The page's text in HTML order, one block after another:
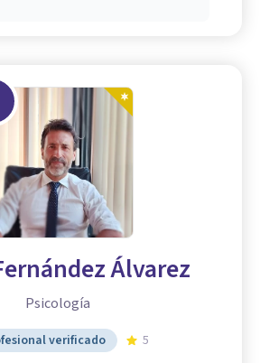
Álvarez
Psicología
verificado 5